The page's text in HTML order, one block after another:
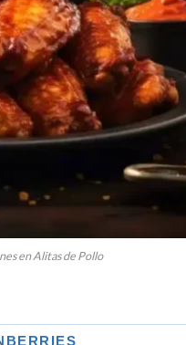
en Alitas de Pollo